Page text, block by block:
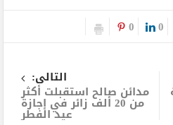
لبطلة كليوباترا وتصدر بيانها
0
0
التالى:
مدائن صالح استقبلت أكثر
من 20 ألف زائر في إجازة
عيد الفطر